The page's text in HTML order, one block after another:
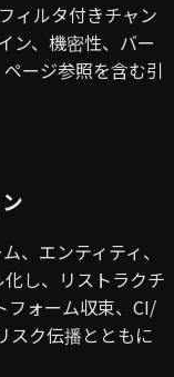
ィルタ付きチャン
ン、機密性、バー
ージ参照を含む引
、エンティティ、
し、リストラクチ
ォーム収束、CI/
スク伝播とともに